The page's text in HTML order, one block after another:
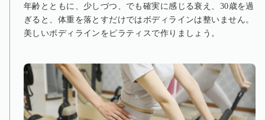
年齢とともに、少しづつ、でも確実に感じる衰え、30歳を過
ぎると、体重を落とすだけではボディラインは整いません。
美しいボディラインをピラティスで作りましょう。